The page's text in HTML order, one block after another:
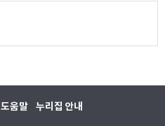
도움말 누리집 안내